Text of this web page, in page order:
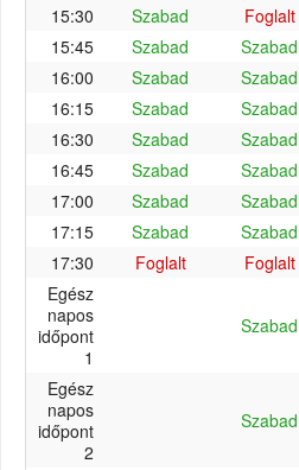
15:30
Szabad Foglalt
15:45
Szabad Szabad
16:00
Szabad Szabad
16:15
Szabad Szabad
16:30
Szabad Szabad
16:45
Szabad Szabad
17:00
Szabad Szabad
17:15
Szabad Szabad
17:30
Foglalt Foglalt
Egész
napos
időpont
1
Szabad
Egész
napos
időpont
2
Szabad